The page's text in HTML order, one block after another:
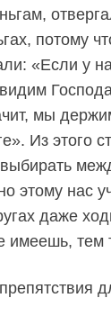
потому
«Если у
мы
Из этого
этому нас
даже
тем